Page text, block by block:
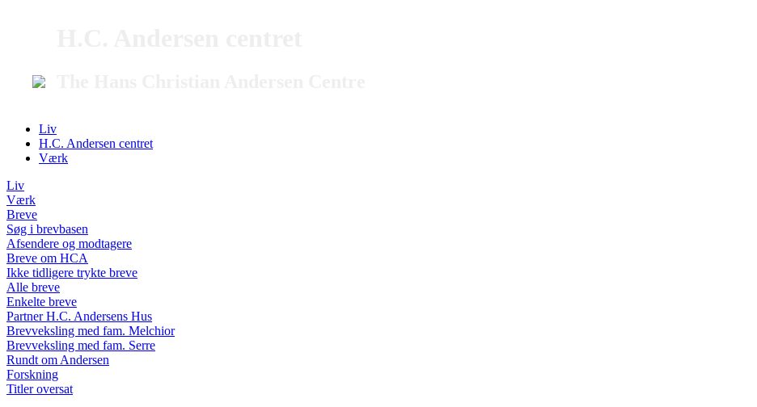
Liv
H.C. Andersen centret
Værk
Liv
Værk
Breve
Søg i brevbasen
Afsendere og modtagere
Breve om HCA
Ikke tidligere trykte breve
Alle breve
Enkelte breve
Partner H.C. Andersens Hus
Brevveksling med fam. Melchior
Brevveksling med fam. Serre
Rundt om Andersen
Forskning
Titler oversat